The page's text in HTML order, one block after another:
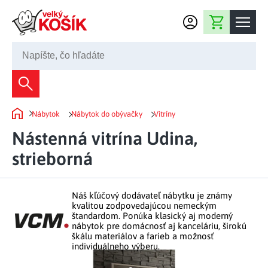
Nákupný košík
02 2220 5080
Dekorácie
Bytové dekorácie
Záhradné dekorácie
Kvety a vence
Svetelné dekorácie
Fontány a studne
Veľkonočné dekorácie
Dekorácie na hrob
Bytový textil
Predsieň a chodba
Kúpeľňa a záchod
Spálňa a šatňa
Kuchyňa
Kuchynské pomôcky
Prestieranie a stolovanie
Príprava nápojov
Grilovanie a vyprážanie
Kúpeľňový nábytok
Nábytok do predsiene
Kancelársky nábytok
Záhrada
Záhradné doplnky
Záhradný nábytok
Nábytok Nábytok do obývačky Vitríny
Nástenná vitrína Udina,
strieborná
Náš kľúčový dodávateľ nábytku je známy
kvalitou zodpovedajúcou nemeckým
štandardom. Ponúka klasický aj moderný
nábytok pre domácnosť aj kanceláriu, širokú
škálu materiálov a farieb a možnosť
individuálneho výberu.